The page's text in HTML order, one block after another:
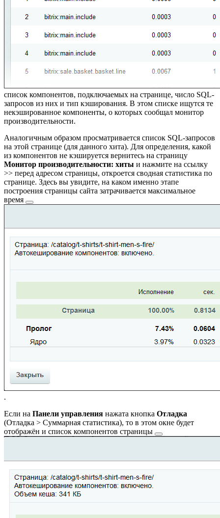
список компонентов, подключаемых на странице, число SQL-
запросов из них и тип кэширования. В этом списке ищутся те
некэшированное компоненты, о которых сообщал монитор
производительности.
Аналогичным образом просматривается список SQL-запросов
на этой странице (для данного хита). Для определения, какой
из компонентов не кэшируется вернитесь на страницу
Монитор производительности: хиты и нажмите на ссылку
>> перед адресом страницы, откроется сводная статистика по
странице. Здесь вы увидите, на каком именно этапе
построения страницы сайта затрачивается максимальное
время
.
Если на Панели управления нажата кнопка Отладка
(Отладка > Суммарная статистика), то в этом окне будет
отображён и список компонентов страницы